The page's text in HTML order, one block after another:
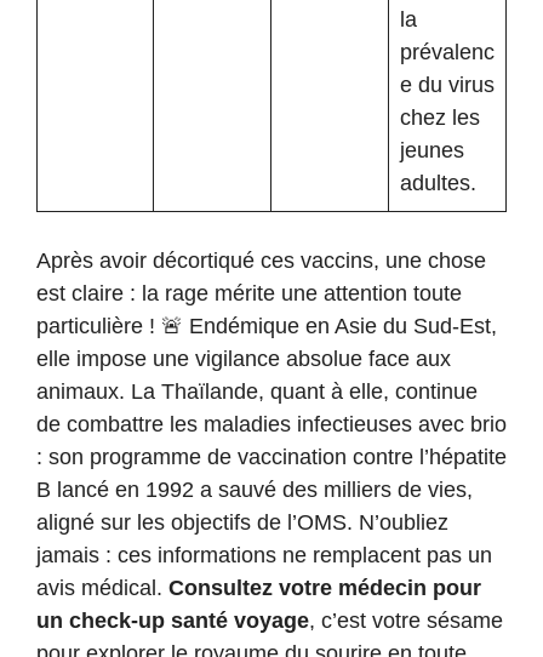
la
prévalenc
e du virus
chez les
jeunes
adultes.
Après avoir décortiqué ces vaccins, une chose
est claire : la rage mérite une attention toute
particulière ! 🚨 Endémique en Asie du Sud-Est,
elle impose une vigilance absolue face aux
animaux. La Thaïlande, quant à elle, continue
de combattre les maladies infectieuses avec brio
: son programme de vaccination contre l’hépatite
B lancé en 1992 a sauvé des milliers de vies,
aligné sur les objectifs de l’OMS. N’oubliez
jamais : ces informations ne remplacent pas un
avis médical. Consultez votre médecin pour
un check-up santé voyage, c’est votre sésame